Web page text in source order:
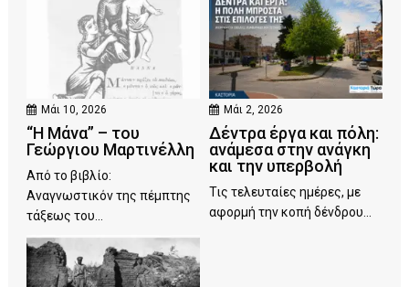
Μάι 10, 2026
“Η Μάνα” – του
Γεώργιου Μαρτινέλλη
Από το βιβλίο:
Αναγνωστικόν της πέμπτης
τάξεως του...
Μάι 2, 2026
Δέντρα έργα και πόλη:
ανάμεσα στην ανάγκη
και την υπερβολή
Τις τελευταίες ημέρες, με
αφορμή την κοπή δένδρου...